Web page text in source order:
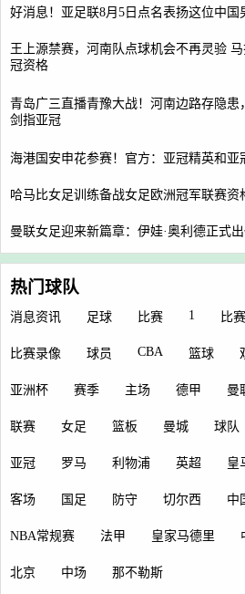
好消息！亚足联8月5日点名表扬这位中国
王上源禁赛，河南队点球机会不再灵验
冠资格
青岛广三直播青豫大战！河南边路存隐
剑指亚冠
海港国安申花参赛！官方：亚冠精英和亚
哈马比女足训练备战女足欧洲冠军联赛资
曼联女足迎来新篇章：伊娃·奥利德正式
热门球队
消息资讯 足球 比赛 1 比
比赛录像 球员 CBA 篮球
亚洲杯 赛季 主场 德甲 曼
联赛 女足 篮板 曼城 球队
亚冠 罗马 利物浦 英超 皇
客场 国足 防守 切尔西 中
NBA常规赛 法甲 皇家马德里
北京 中场 那不勒斯